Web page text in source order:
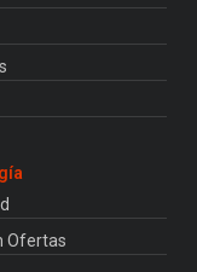
Ofertas